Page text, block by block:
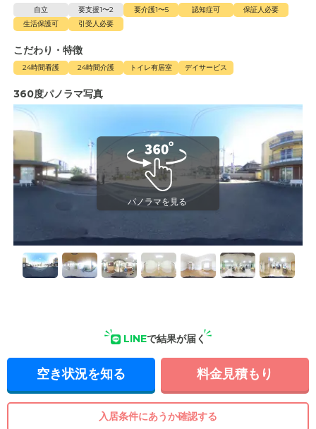
自立 要支援1〜2 要介護1〜5 認知症可
保証人必要
生活保護可
引受人必要
こだわり・特徴
24時間看護 24時間介護 トイレ有居室 デイサービス
360度パノラマ写真
LINEで結果が届く
空き状況を知る 料金見積もり
入居条件にあうか確認する